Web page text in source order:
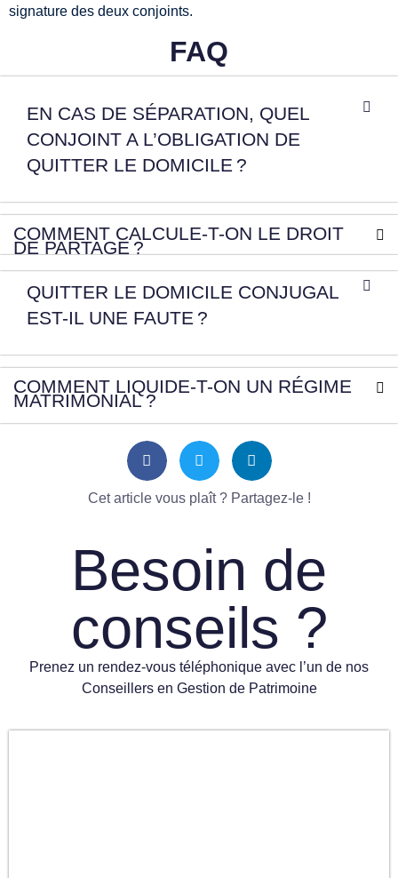
signature des deux conjoints.
FAQ
EN CAS DE SÉPARATION, QUEL
CONJOINT A L’OBLIGATION DE
QUITTER LE DOMICILE ?
COMMENT CALCULE-T-ON LE DROIT
DE PARTAGE ?
QUITTER LE DOMICILE CONJUGAL
EST-IL UNE FAUTE ?
COMMENT LIQUIDE-T-ON UN RÉGIME
MATRIMONIAL ?
Cet article vous plaît ? Partagez-le !
Besoin de
conseils ?
Prenez un rendez-vous téléphonique avec l’un de nos
Conseillers en Gestion de Patrimoine